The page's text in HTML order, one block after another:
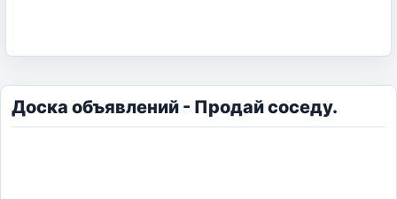
Доска объявлений - Продай соседу.